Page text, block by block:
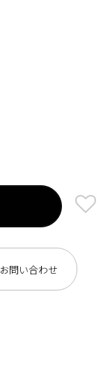
お問い合わせ